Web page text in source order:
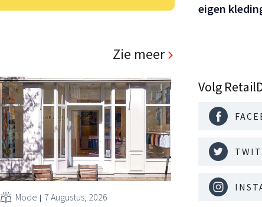
Zie meer
Mode 7 Augustus, 2026
eigen
Volg